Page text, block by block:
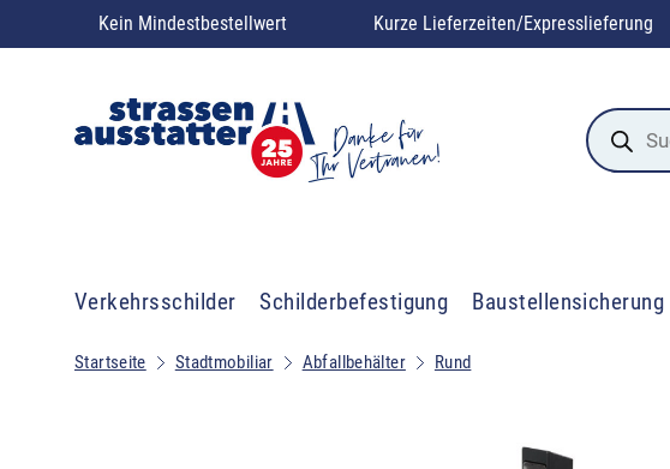
Kein Mindestbestellwert Kurze Lieferzeiten/Expresslieferung
Products
search
Verkehrsschilder Schilderbefestigung Baustellensicherung
Startseite Stadtmobiliar Abfallbehälter Rund